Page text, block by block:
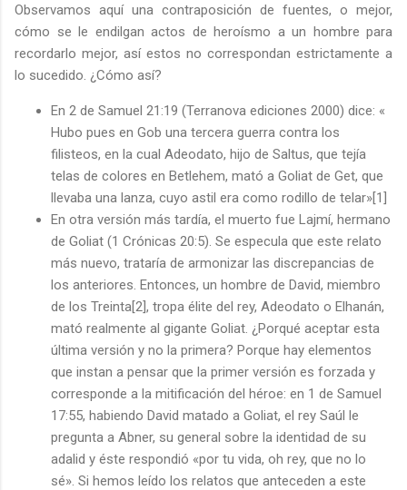
Observamos aquí una contraposición de fuentes, o mejor,
cómo se le endilgan actos de heroísmo a un hombre para
recordarlo mejor, así estos no correspondan estrictamente a
lo sucedido. ¿Cómo así?
En 2 de Samuel 21:19 (Terranova ediciones 2000) dice: «
Hubo pues en Gob una tercera guerra contra los
filisteos, en la cual Adeodato, hijo de Saltus, que tejía
telas de colores en Betlehem, mató a Goliat de Get, que
llevaba una lanza, cuyo astil era como rodillo de telar»[1]
En otra versión más tardía, el muerto fue Lajmí, hermano
de Goliat (1 Crónicas 20:5). Se especula que este relato
más nuevo, trataría de armonizar las discrepancias de
los anteriores. Entonces, un hombre de David, miembro
de los Treinta[2], tropa élite del rey, Adeodato o Elhanán,
mató realmente al gigante Goliat. ¿Porqué aceptar esta
última versión y no la primera? Porque hay elementos
que instan a pensar que la primer versión es forzada y
corresponde a la mitificación del héroe: en 1 de Samuel
17:55, habiendo David matado a Goliat, el rey Saúl le
pregunta a Abner, su general sobre la identidad de su
adalid y éste respondió «por tu vida, oh rey, que no lo
sé». Si hemos leído los relatos que anteceden a este